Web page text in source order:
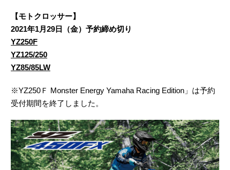
【モトクロッサー】
2021年1月29日（金）予約締め切り
YZ250F
YZ125/250
YZ85/85LW
※YZ250Ｆ Monster Energy Yamaha Racing Edition」は予約
受付期間を終了しました。